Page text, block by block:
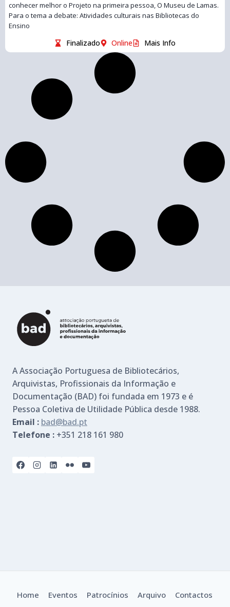
conhecer melhor o Projeto na primeira pessoa, O Museu de Lamas.
Para o tema a debate: Atividades culturais nas Bibliotecas do
Ensino
Finalizado Online Mais Info
A Associação Portuguesa de Bibliotecários,
Arquivistas, Profissionais da Informação e
Documentação (BAD) foi fundada em 1973 e é
Pessoa Coletiva de Utilidade Pública desde 1988.
Email : bad@bad.pt
Telefone : +351 218 161 980
Home Eventos Patrocínios Arquivo Contactos